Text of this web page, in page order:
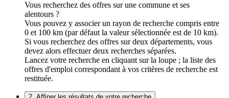
Vous recherchez des offres sur une commune et ses
alentours ?
Vous pouvez y associer un rayon de recherche compris entre
0 et 100 km (par défaut la valeur sélectionnée est de 10 km).
Si vous recherchez des offres sur deux départements, vous
devez alors effectuer deux recherches séparées.
Lancez votre recherche en cliquant sur la loupe ; la liste des
offres d'emploi correspondant à vos critères de recherche est
restituée.